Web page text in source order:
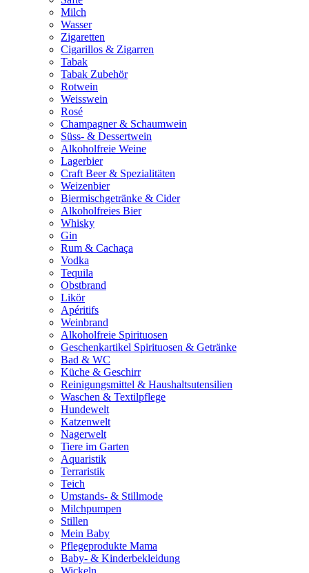
Milch
Wasser
Zigaretten
Cigarillos & Zigarren
Tabak
Tabak Zubehör
Rotwein
Weisswein
Rosé
Champagner & Schaumwein
Süss- & Dessertwein
Alkoholfreie Weine
Lagerbier
Craft Beer & Spezialitäten
Weizenbier
Biermischgetränke & Cider
Alkoholfreies Bier
Whisky
Gin
Rum & Cachaça
Vodka
Tequila
Obstbrand
Likör
Apéritifs
Weinbrand
Alkoholfreie Spirituosen
Geschenkartikel Spirituosen & Getränke
Bad & WC
Küche & Geschirr
Reinigungsmittel & Haushaltsutensilien
Waschen & Textilpflege
Hundewelt
Katzenwelt
Nagerwelt
Tiere im Garten
Aquaristik
Terraristik
Teich
Umstands- & Stillmode
Milchpumpen
Stillen
Mein Baby
Pflegeprodukte Mama
Baby- & Kinderbekleidung
Wickeln